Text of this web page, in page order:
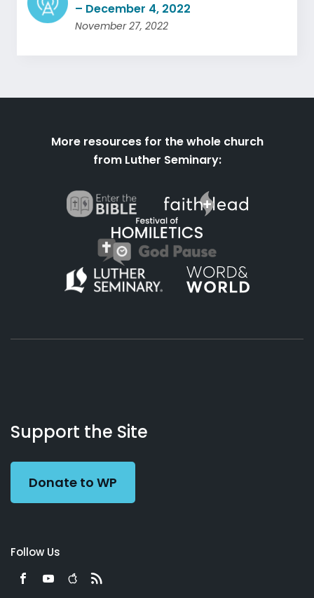
– December 4, 2022
November 27, 2022
More resources for the whole church
from Luther Seminary:
Working
Preacher
Us
Support the Site
Donate to WP
Follow Us